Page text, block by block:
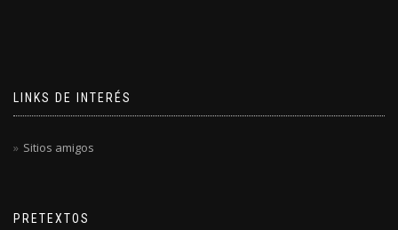
LINKS DE INTERÉS
Sitios amigos
PRETEXTOS